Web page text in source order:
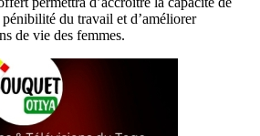
du travail et d’améliorer
de vie des femmes.